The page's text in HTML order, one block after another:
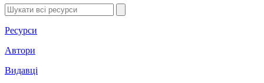
Ресурси
Автори
Видавці